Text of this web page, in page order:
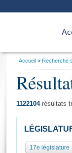
Vous
Accueil Recherche
1122104résultats
17e législature